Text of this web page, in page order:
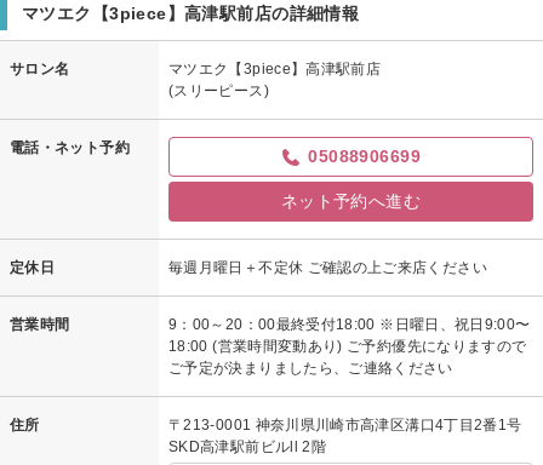
マツエク【3piece】高津駅前店の詳細情報
サロン名
マツエク【3piece】高津駅前店
(スリーピース)
電話・ネット予約 05088906699
ネット予約へ進む
定休日 毎週月曜日＋不定休 ご確認の上ご来店ください
営業時間
9：00～20：00最終受付18:00 ※日曜日、祝日9:00〜
18:00 (営業時間変動あり) ご予約優先になりますので
ご予定が決まりましたら、ご連絡ください
住所
〒213-0001 神奈川県川崎市高津区溝口4丁目2番1号
SKD高津駅前ビルll 2階